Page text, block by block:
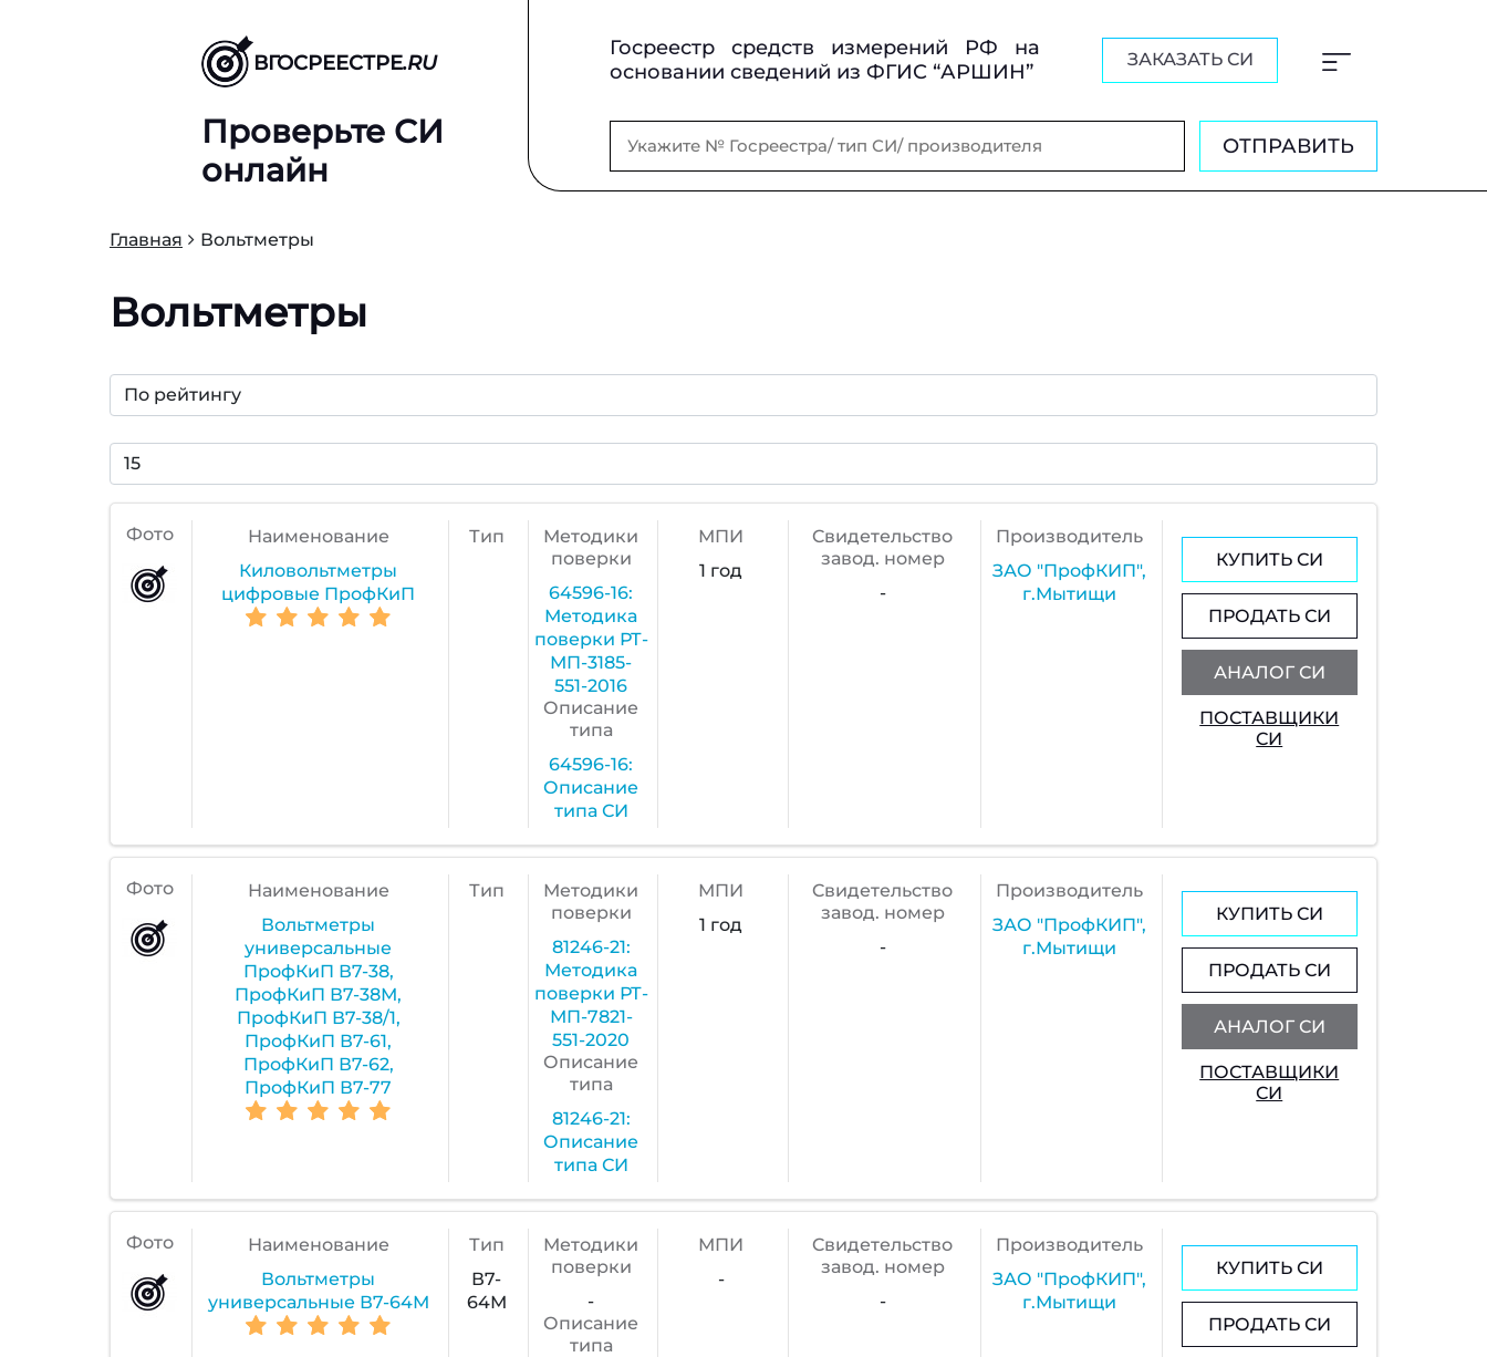
ВГОСРЕЕСТРЕ.RU
Госреестр средств измерений РФ на
основании сведений из ФГИС “АРШИН”
ЗАКАЗАТЬ СИ
Проверьте СИ
онлайн
ОТПРАВИТЬ
Главная Вольтметры
Вольтметры
Фото
Наименование
Киловольтметры
цифровые ПрофКиП
Тип
Методики
поверки
64596-16:
Методика
поверки РТ-
МП-3185-
551-2016
Описание
типа
64596-16:
Описание
типа СИ
МПИ
1 год
Cвидетельство
завод. номер
-
Производитель
ЗАО "ПрофКИП",
г.Мытищи
КУПИТЬ СИ
ПРОДАТЬ СИ
АНАЛОГ СИ
ПОСТАВЩИКИ
СИ
Фото
Наименование
Вольтметры
универсальные
ПрофКиП В7-38,
ПрофКиП В7-38М,
ПрофКиП В7-38/1,
ПрофКиП В7-61,
ПрофКиП В7-62,
ПрофКиП В7-77
Тип
Методики
поверки
81246-21:
Методика
поверки РТ-
МП-7821-
551-2020
Описание
типа
81246-21:
Описание
типа СИ
МПИ
1 год
Cвидетельство
завод. номер
-
Производитель
ЗАО "ПрофКИП",
г.Мытищи
КУПИТЬ СИ
ПРОДАТЬ СИ
АНАЛОГ СИ
ПОСТАВЩИКИ
СИ
Фото
Наименование
Вольтметры
универсальные В7-64М
Тип
В7-
64М
Методики
поверки
-
Описание
типа
МПИ
-
Cвидетельство
завод. номер
-
Производитель
ЗАО "ПрофКИП",
г.Мытищи
КУПИТЬ СИ
ПРОДАТЬ СИ